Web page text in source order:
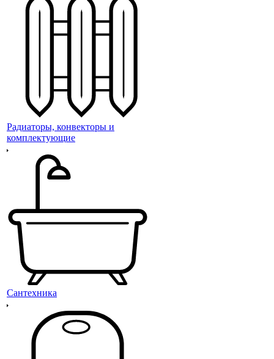
Радиаторы, конвекторы и
комплектующие
Сантехника